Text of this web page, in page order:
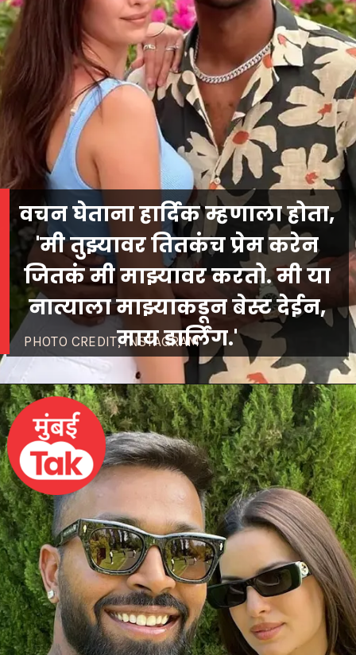
PHOTO CREDIT; INSTAGRAM
वचन घेताना हार्दिक म्हणाला होता,
'मी तुझ्यावर तितकंच प्रेम करेन
जितकं मी माझ्यावर करतो. मी या
नात्याला माझ्याकडून बेस्ट देईन,
माय डार्लिंग.'